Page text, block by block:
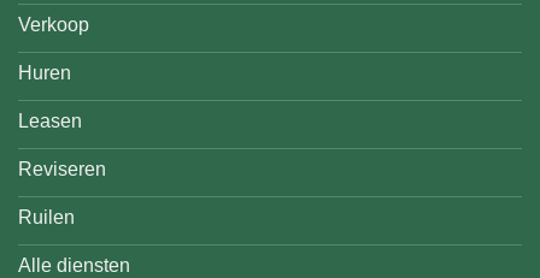
Verkoop
Huren
Leasen
Reviseren
Ruilen
Alle diensten